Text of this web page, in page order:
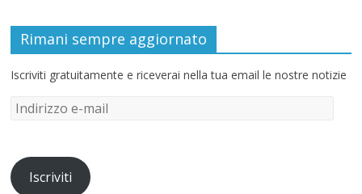
Rimani sempre aggiornato
Iscriviti gratuitamente e riceverai nella tua email le nostre notizie
Iscriviti